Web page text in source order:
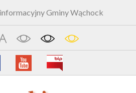
Gminy Wąchock